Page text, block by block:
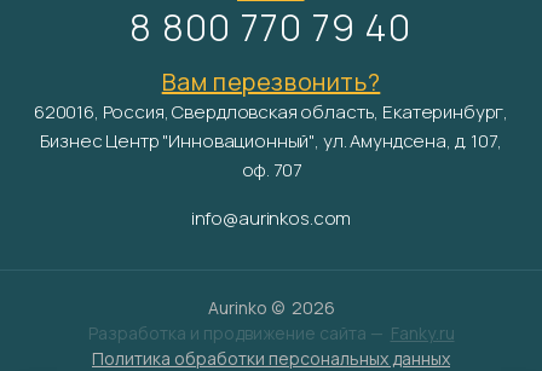
8 800 770 79 40
Вам перезвонить?
620016, Россия, Свердловская область, Екатеринбург,
Бизнес Центр "Инновационный", ул. Амундсена, д. 107,
оф. 707
info@aurinkos.com
Aurinko © 2026
Разработка и продвижение сайта — Fanky.ru
Политика обработки персональных данных